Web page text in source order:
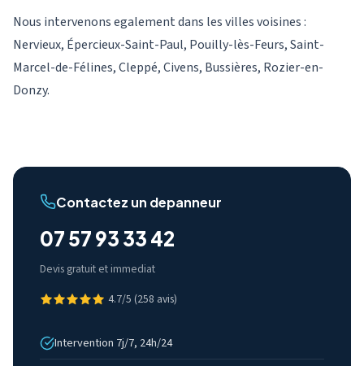
Nous intervenons egalement dans les villes voisines :
Nervieux, Épercieux-Saint-Paul, Pouilly-lès-Feurs, Saint-
Marcel-de-Félines, Cleppé, Civens, Bussières, Rozier-en-
Donzy.
Contactez un depanneur
07 57 93 33 42
Devis gratuit et immediat
4.7/5 (258 avis)
Intervention 7j/7, 24h/24